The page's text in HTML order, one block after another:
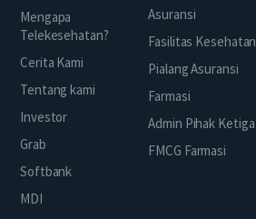
Mengapa
Telekesehatan?
Cerita Kami
Tentang kami
Investor
Grab
Softbank
MDI
Asuransi
Fasilitas Kesehatan
Pialang Asuransi
Farmasi
Admin Pihak Ketiga
FMCG Farmasi